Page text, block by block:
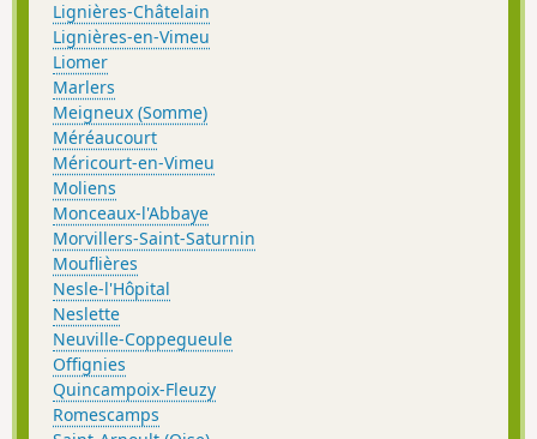
Lignières-Châtelain
Lignières-en-Vimeu
Liomer
Marlers
Meigneux (Somme)
Méréaucourt
Méricourt-en-Vimeu
Moliens
Monceaux-l'Abbaye
Morvillers-Saint-Saturnin
Mouflières
Nesle-l'Hôpital
Neslette
Neuville-Coppegueule
Offignies
Quincampoix-Fleuzy
Romescamps